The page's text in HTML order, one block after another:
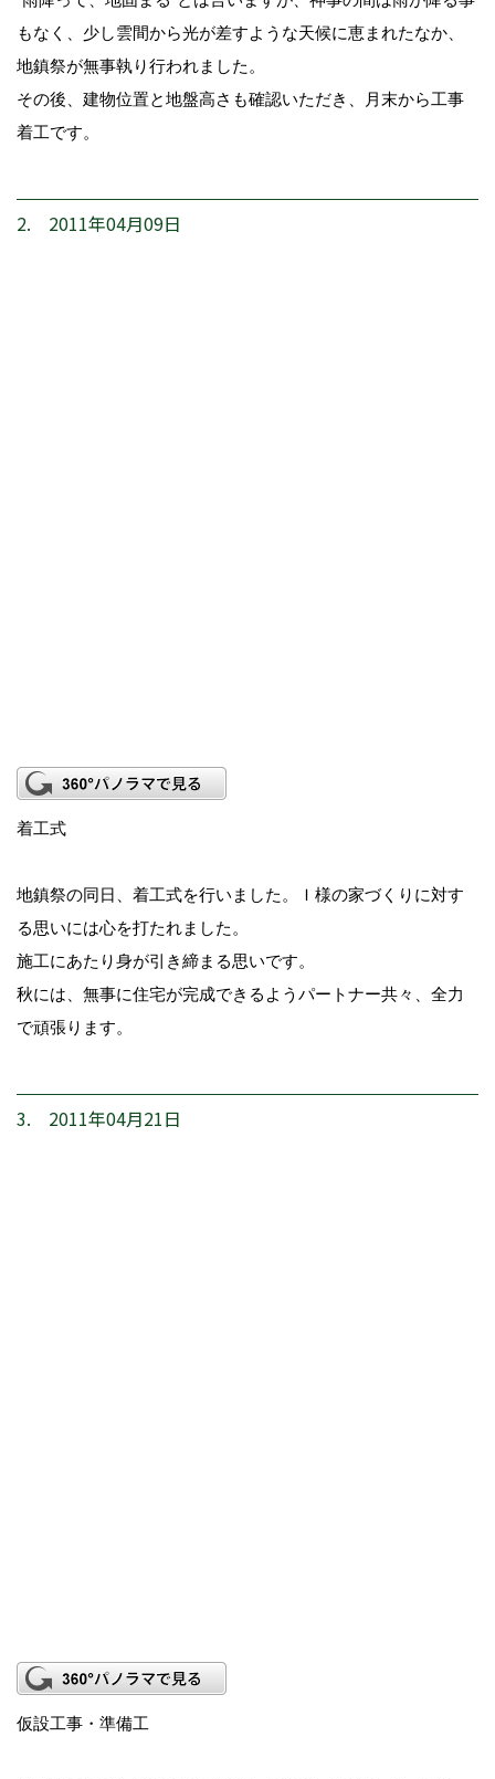
もなく、少し雲間から光が差すような天候に恵まれたなか、
地鎮祭が無事執り行われました。
その後、建物位置と地盤高さも確認いただき、月末から工事
着工です。
2. 2011年04月09日
着工式
地鎮祭の同日、着工式を行いました。Ｉ様の家づくりに対す
る思いには心を打たれました。
施工にあたり身が引き締まる思いです。
秋には、無事に住宅が完成できるようパートナー共々、全力
で頑張ります。
3. 2011年04月21日
仮設工事・準備工